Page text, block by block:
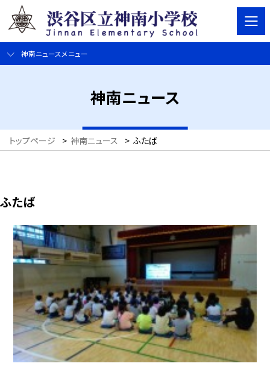
神南ニュースメニュー
神南ニュース
トップページ > 神南ニュース > ふたば
ふたば